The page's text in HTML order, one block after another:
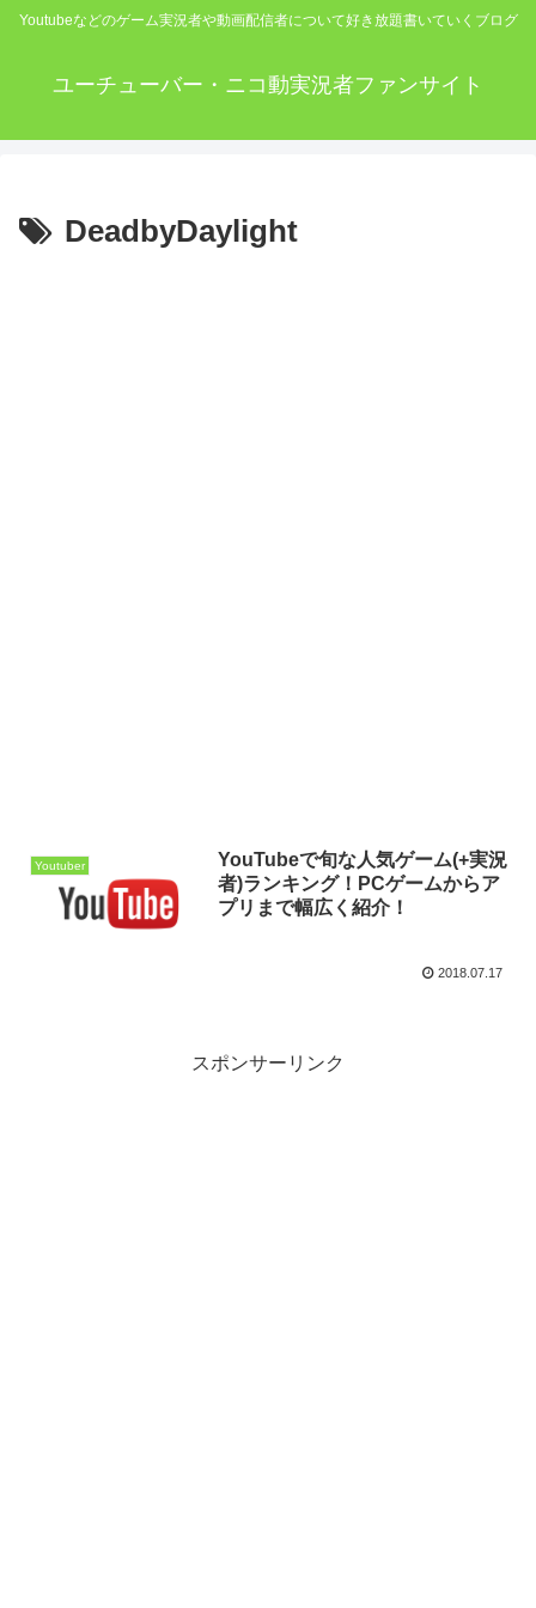
Youtubeなどのゲーム実況者や動画配信者について好き放題書いていくブログ
ユーチューバー・ニコ動実況者ファンサイト
DeadbyDaylight
Youtuber
YouTubeで旬な人気ゲーム(+実況
者)ランキング！PCゲームからア
プリまで幅広く紹介！
2018.07.17
スポンサーリンク